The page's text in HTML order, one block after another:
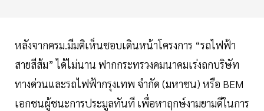
หลังจากครม.มีมติเห็นชอบเดินหน้าโครงการ “รถไฟฟ้า
สายสีส้ม” ได้ไม่นาน ฟากกระทรวงคมนาคมเร่งถกบริษัท
ทางด่วนและรถไฟฟ้ากรุงเทพ จำกัด (มหาชน) หรือ BEM
เอกชนผู้ชนะการประมูลทันที เพื่อหาฤกษ์งามยามดีในการ